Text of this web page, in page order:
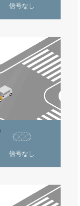
信号なし
信号なし